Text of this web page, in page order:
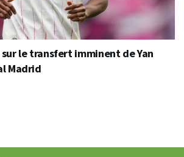
sur le transfert imminent de Yan
Madrid